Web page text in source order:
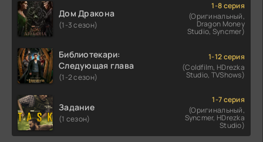
Дом Дракона
(1-3 сезон)
1-8 серия
(Оригинальный,
Dragon Money
Studio, Syncmer)
Библиотекари:
Следующая глава
(1-2 сезон)
1-12 серия
(Coldfilm, HDrezka
Studio, TVShows)
Задание
(1 сезон)
1-7 серия
(Оригинальный,
Syncmer, HDrezka
Studio)